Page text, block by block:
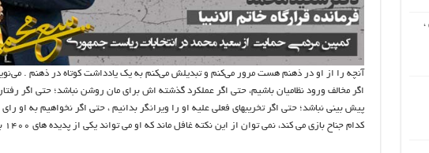
آنچه را از او در ذهنم هست مرور می‌کنم و تبدیلش می‌کنم به یک یادداشت کوتاه در ذهنم .
اگر مخالف ورود نظامیان باشیم، حتی اگر عملکرد گذشته اش برای مان روشن نباشد؛ حتی اگر
پیش بینی نباشد؛ حتی اگر تخریبهای فعلی علیه او را ویرانگر بدانیم ، حتی اگر نخواهیم به او
کدام جناح بازی می کند، نمی توان از این نکته غافل ماند که او می تواند یکی از پدیده های ۱۴۰۰ باشد.